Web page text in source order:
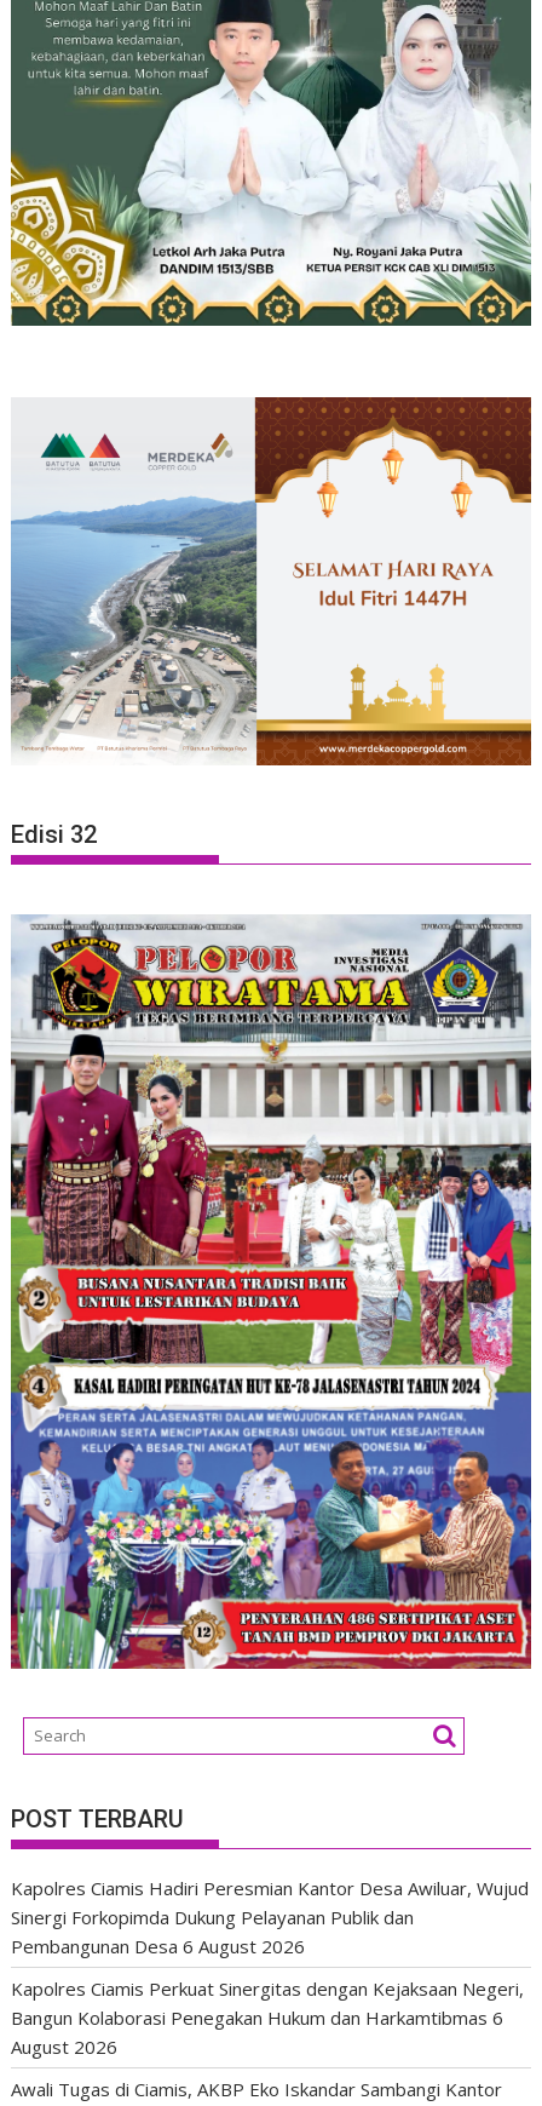
Edisi 32
POST TERBARU
Kapolres Ciamis Hadiri Peresmian Kantor Desa Awiluar, Wujud
Sinergi Forkopimda Dukung Pelayanan Publik dan
Pembangunan Desa 6 August 2026
Kapolres Ciamis Perkuat Sinergitas dengan Kejaksaan Negeri,
Bangun Kolaborasi Penegakan Hukum dan Harkamtibmas 6
August 2026
Awali Tugas di Ciamis, AKBP Eko Iskandar Sambangi Kantor